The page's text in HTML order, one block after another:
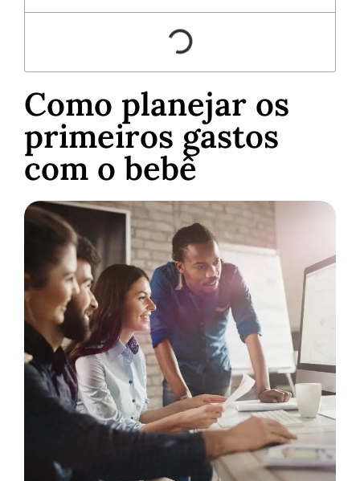
Como planejar os
primeiros gastos
com o bebê